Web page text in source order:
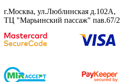
г.Москва, ул.Люблинская д.102А,
ТЦ "Марьинский пассаж" пав.67/2